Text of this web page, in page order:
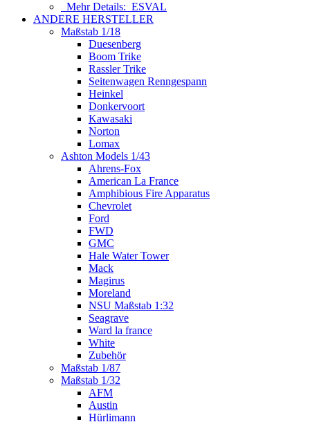
Mehr Details: ESVAL
ANDERE HERSTELLER
Maßstab 1/18
Duesenberg
Boom Trike
Rassler Trike
Seitenwagen Renngespann
Heinkel
Donkervoort
Kawasaki
Norton
Lomax
Ashton Models 1/43
Ahrens-Fox
American La France
Amphibious Fire Apparatus
Chevrolet
Ford
FWD
GMC
Hale Water Tower
Mack
Magirus
Moreland
NSU Maßstab 1:32
Seagrave
Ward la france
White
Zubehör
Maßstab 1/87
Maßstab 1/32
AFM
Austin
Hürlimann